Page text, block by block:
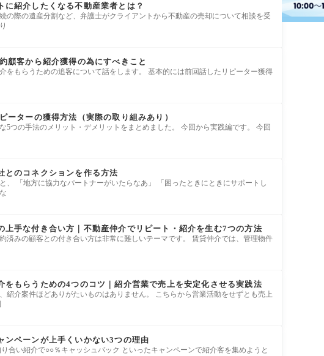
に紹介したくなる不動産業者とは？
の際の遺産分割など、弁護士がクライアントから不動産の売却について相談を受
顧客から紹介獲得の為にすべきこと
をもらうための追客について話をします。 基本的には前回話したリピーター獲得
ーターの獲得方法（実際の取り組みあり）
5つの手法のメリット・デメリットをまとめました。 今回から実践編です。 今回
とのコネクションを作る方法
、 「地方に協力なパートナーがいたらなあ」 「困ったときにときにサポートし
上手な付き合い方｜不動産仲介でリピート・紹介を生む7つの方法
済みの顧客との付き合い方は非常に難しいテーマです。 賃貸仲介では、管理物件
をもらうための4つのコツ｜紹介営業で売上を安定化させる実践法
紹介案件ほどありがたいものはありません。 こちらから営業活動をせずとも売上
ンペーンが上手くいかない3つの理由
合い紹介で○○％キャッシュバック といったキャンペーンで紹介客を集めようと